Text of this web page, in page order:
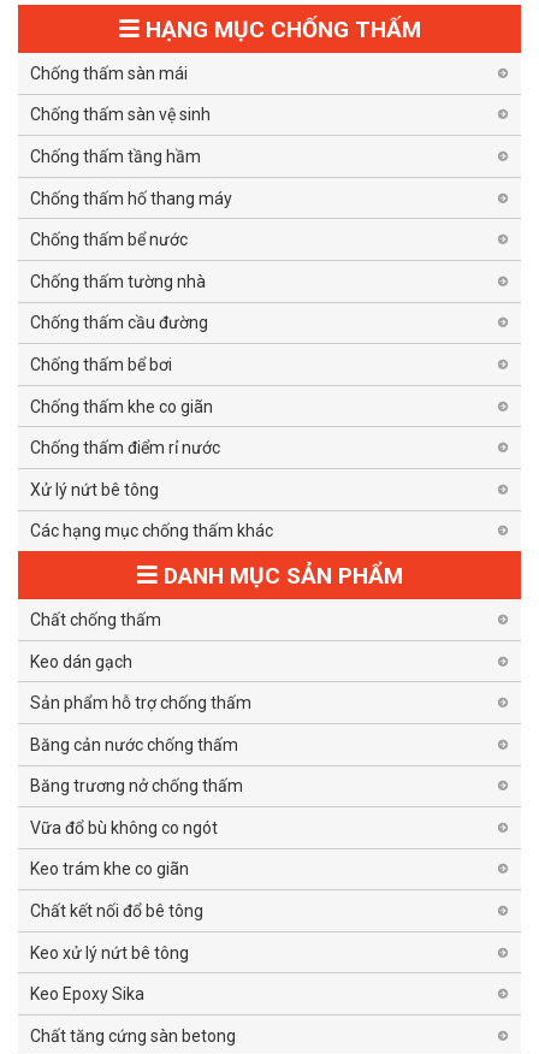
HẠNG MỤC CHỐNG THẤM
Chống thấm sàn mái
Chống thấm sàn vệ sinh
Chống thấm tầng hầm
Chống thấm hố thang máy
Chống thấm bể nước
Chống thấm tường nhà
Chống thấm cầu đường
Chống thấm bể bơi
Chống thấm khe co giãn
Chống thấm điểm rỉ nước
Xử lý nứt bê tông
Các hạng mục chống thấm khác
DANH MỤC SẢN PHẨM
Chất chống thấm
Keo dán gạch
Sản phẩm hỗ trợ chống thấm
Băng cản nước chống thấm
Băng trương nở chống thấm
Vữa đổ bù không co ngót
Keo trám khe co giãn
Chất kết nối đổ bê tông
Keo xử lý nứt bê tông
Keo Epoxy Sika
Chất tăng cứng sàn betong